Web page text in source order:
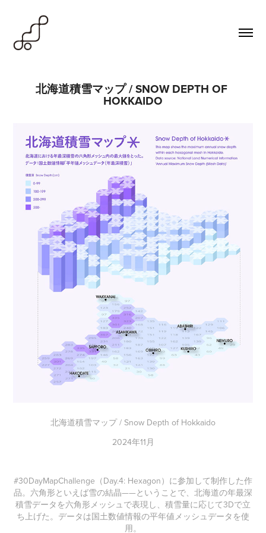
北海道積雪マップ / SNOW DEPTH OF
HOKKAIDO
北海道積雪マップ / Snow Depth of Hokkaido
2024年11月
#30DayMapChallenge（Day.4: Hexagon）に参加して制作した作
品。六角形といえば雪の結晶——ということで、北海道の年最深
積雪データを六角形メッシュで表現し、積雪量に応じて3Dで立
ち上げた。データは国土数値情報の平年値メッシュデータを使
用。